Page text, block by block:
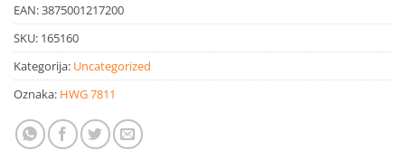
EAN:3875001217200
SKU: 165160
Kategorija: Uncategorized
Oznaka: HWG 7811